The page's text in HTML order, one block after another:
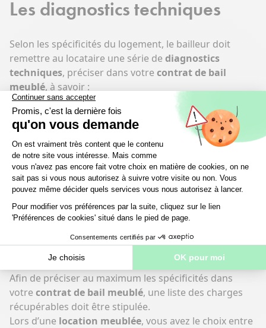
Les diagnostics techniques
Selon les spécificités du logement, le bailleur doit
remettre au locataire une série de diagnostics
techniques, préciser dans votre contrat de bail
meublé, à savoir :
-Le diagnostic de performance énergétique (DPE);
- Le constat de risque d'exposition au plomb (Crep) ;
- La mention de la présence ou l'absence d'amiante ;
- L’état de l'installation intérieure d'électricité et/ou de
gaz ;
- L’état des risques et pollutions ;
- Le diagnostic bruit.
La liste des charges
récupérables
Afin de préciser au maximum les spécificités dans
votre contrat de bail meublé, une liste des charges
récupérables doit être stipulée.
Lors d’une location meublée, vous avez le choix entre